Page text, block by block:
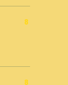
8
8